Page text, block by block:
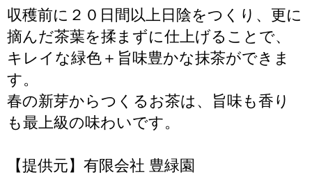
収穫前に２０日間以上日陰をつくり、更に
摘んだ茶葉を揉まずに仕上げることで、
キレイな緑色＋旨味豊かな抹茶ができま
す。
春の新芽からつくるお茶は、旨味も香り
も最上級の味わいです。
【提供元】有限会社 豊緑園